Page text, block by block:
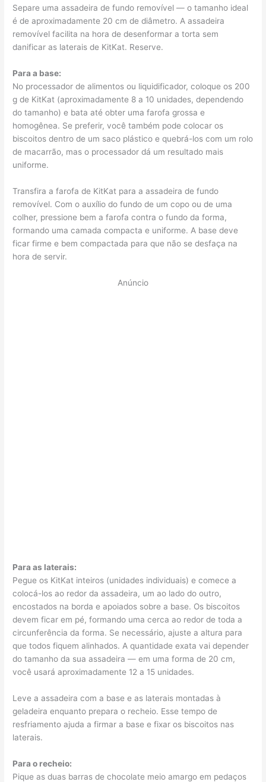
Separe uma assadeira de fundo removível — o tamanho ideal
é de aproximadamente 20 cm de diâmetro. A assadeira
removível facilita na hora de desenformar a torta sem
danificar as laterais de KitKat. Reserve.
Para a base:
No processador de alimentos ou liquidificador, coloque os 200
g de KitKat (aproximadamente 8 a 10 unidades, dependendo
do tamanho) e bata até obter uma farofa grossa e
homogênea. Se preferir, você também pode colocar os
biscoitos dentro de um saco plástico e quebrá-los com um rolo
de macarrão, mas o processador dá um resultado mais
uniforme.
Transfira a farofa de KitKat para a assadeira de fundo
removível. Com o auxílio do fundo de um copo ou de uma
colher, pressione bem a farofa contra o fundo da forma,
formando uma camada compacta e uniforme. A base deve
ficar firme e bem compactada para que não se desfaça na
hora de servir.
Anúncio
Para as laterais:
Pegue os KitKat inteiros (unidades individuais) e comece a
colocá-los ao redor da assadeira, um ao lado do outro,
encostados na borda e apoiados sobre a base. Os biscoitos
devem ficar em pé, formando uma cerca ao redor de toda a
circunferência da forma. Se necessário, ajuste a altura para
que todos fiquem alinhados. A quantidade exata vai depender
do tamanho da sua assadeira — em uma forma de 20 cm,
você usará aproximadamente 12 a 15 unidades.
Leve a assadeira com a base e as laterais montadas à
geladeira enquanto prepara o recheio. Esse tempo de
resfriamento ajuda a firmar a base e fixar os biscoitos nas
laterais.
Para o recheio:
Pique as duas barras de chocolate meio amargo em pedaços